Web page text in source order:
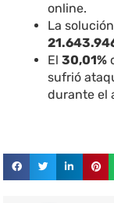
online.
La
El30,01%
sufrió
durante el